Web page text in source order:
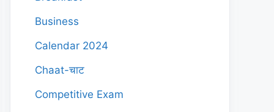
Business
Calendar 2024
Chaat-चाट
Competitive Exam